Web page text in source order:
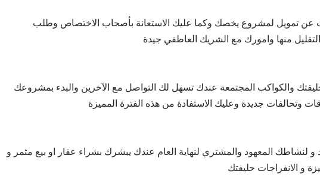
عن تمويل لمشروع يخصك وكما عليك الاستعانة بأصحاب الاختصاص وطلب
منها وامورك مع الشريك العاطفي جيدة
والكواكب المجتمعة عندك تسهل لك التواصل مع الآخرين والبدء بمشروعك
وتحالفات جديدة وعليك الاستفادة من هذه الفترة المميزة
و لنشاطك المعهود والمشتري لنهاية العام عندك يبشرك بشراء عقار او بيع مثمر و
و الانفراجات حليفتك